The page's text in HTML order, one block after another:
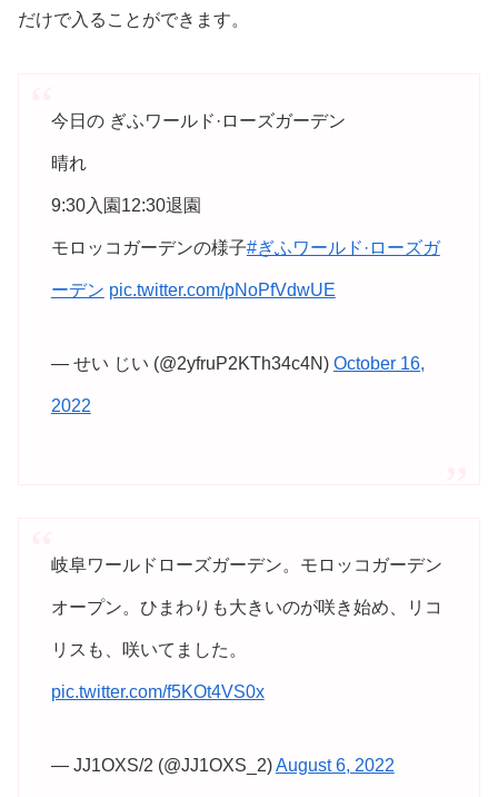
だけで入ることができます。
今日の ぎふワールド·ローズガーデン
晴れ
9:30入園12:30退園
モロッコガーデンの様子#ぎふワールド·ローズガ
ーデン pic.twitter.com/pNoPfVdwUE
— せい じい (@2yfruP2KTh34c4N) October 16,
2022
岐阜ワールドローズガーデン。モロッコガーデン
オープン。ひまわりも大きいのが咲き始め、リコ
リスも、咲いてました。
pic.twitter.com/f5KOt4VS0x
— JJ1OXS/2 (@JJ1OXS_2)August 6, 2022